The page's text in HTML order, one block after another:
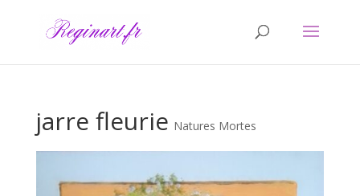
jarre fleurie Natures Mortes